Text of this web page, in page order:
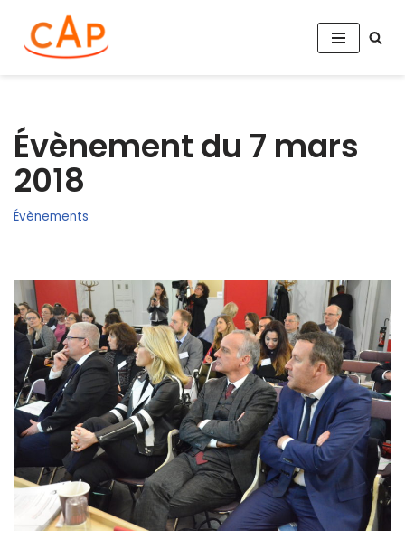
Aller
Évènement du 7 mars
2018
Évènements